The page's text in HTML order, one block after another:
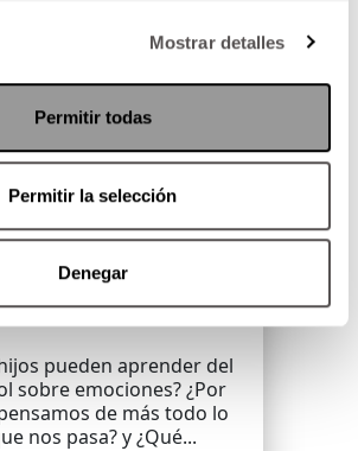
Mostrar detalles
Permitir todas
Permitir la selección
Denegar
Debayle en W Radio –
24 de junio del 2026
pueden aprender del
sobre emociones? ¿Por
de más todo lo
nos pasa? y ¿Qué...